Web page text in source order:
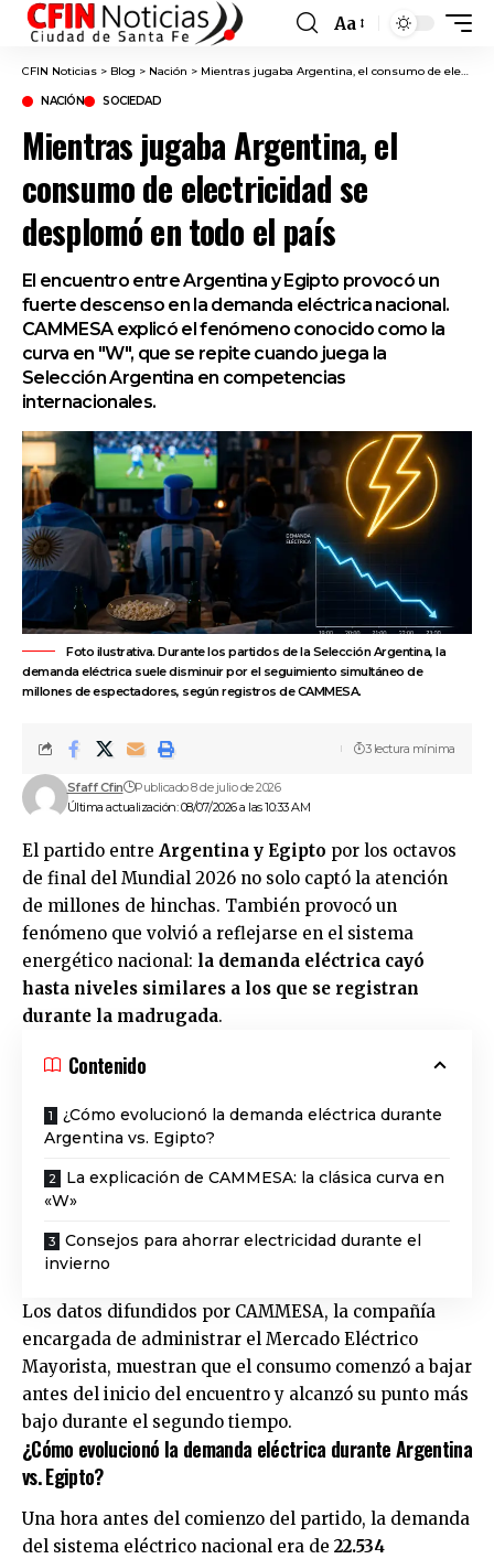
Font
Resizer
Aa
CFIN Noticias > Blog > Nación > Mientras jugaba Argentina, el consumo de electricidad se desplomó en todo el país
NACIÓN SOCIEDAD
Mientras jugaba Argentina, el
consumo de electricidad se
desplomó en todo el país
El encuentro entre Argentina y Egipto provocó un
fuerte descenso en la demanda eléctrica nacional.
CAMMESA explicó el fenómeno conocido como la
curva en "W", que se repite cuando juega la
Selección Argentina en competencias
internacionales.
Foto ilustrativa. Durante los partidos de la Selección Argentina, la
demanda eléctrica suele disminuir por el seguimiento simultáneo de
millones de espectadores, según registros de CAMMESA.
Última actualización: 08/07/2026 a las 10:33 AM
Sfaff Cfin Publicado 8 de julio de 2026
3 lectura mínima
El partido entre Argentina y Egipto por los octavos
de final del Mundial 2026 no solo captó la atención
de millones de hinchas. También provocó un
fenómeno que volvió a reflejarse en el sistema
energético nacional: la demanda eléctrica cayó
hasta niveles similares a los que se registran
durante la madrugada.
Contenido
¿Cómo evolucionó la demanda eléctrica durante
Argentina vs. Egipto?
La explicación de CAMMESA: la clásica curva en
«W»
Consejos para ahorrar electricidad durante el
invierno
Los datos difundidos por CAMMESA, la compañía
encargada de administrar el Mercado Eléctrico
Mayorista, muestran que el consumo comenzó a bajar
antes del inicio del encuentro y alcanzó su punto más
bajo durante el segundo tiempo.
¿Cómo evolucionó la demanda eléctrica durante Argentina
vs. Egipto?
Una hora antes del comienzo del partido, la demanda
del sistema eléctrico nacional era de 22.534